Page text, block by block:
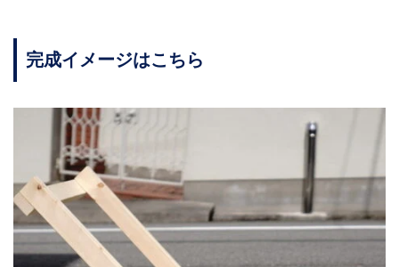
完成イメージはこちら